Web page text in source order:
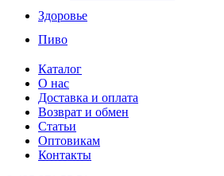
Здоровье
Пиво
Каталог
О нас
Доставка и оплата
Возврат и обмен
Статьи
Оптовикам
Контакты